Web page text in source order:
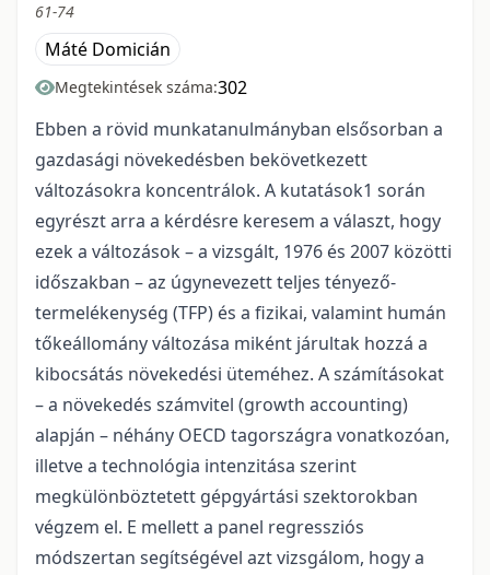
61-74
Máté Domicián
Megtekintések száma:302
Ebben a rövid munkatanulmányban elsősorban a
gazdasági növekedésben bekövetkezett
változásokra koncentrálok. A kutatások1 során
egyrészt arra a kérdésre keresem a választ, hogy
ezek a változások – a vizsgált, 1976 és 2007 közötti
időszakban – az úgynevezett teljes tényező-
termelékenység (TFP) és a fizikai, valamint humán
tőkeállomány változása miként járultak hozzá a
kibocsátás növekedési üteméhez. A számításokat
– a növekedés számvitel (growth accounting)
alapján – néhány OECD tagországra vonatkozóan,
illetve a technológia intenzitása szerint
megkülönböztetett gépgyártási szektorokban
végzem el. E mellett a panel regressziós
módszertan segítségével azt vizsgálom, hogy a